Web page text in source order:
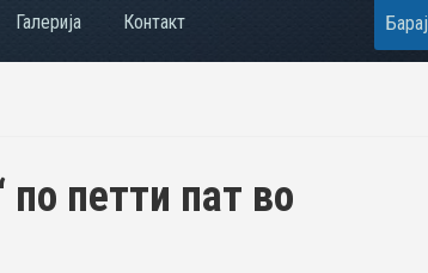
Галерија Контакт Search
по петти пат во